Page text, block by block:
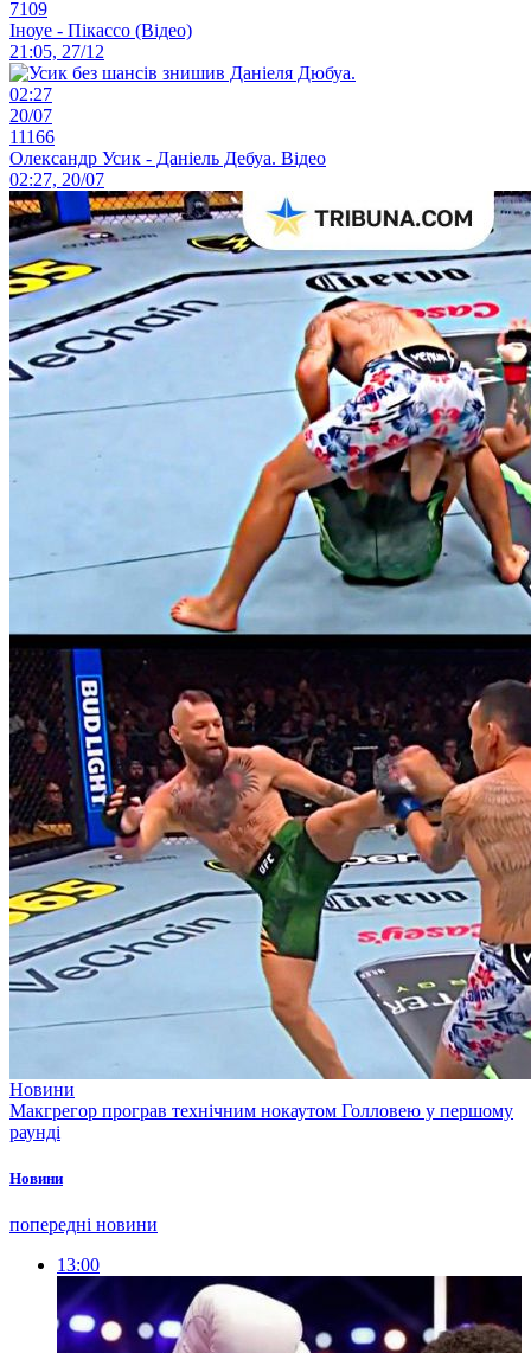
7109
Іноуе - Пікассо (Відео)
21:05, 27/12
02:27
20/07
11166
Олександр Усик - Даніель Дебуа. Відео
02:27, 20/07
Новини
Макгрегор програв технічним нокаутом Голловею у першому
раунді
Новини
попередні новини
13:00